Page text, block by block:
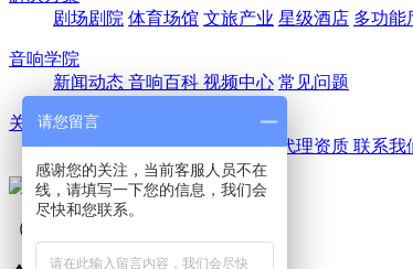
剧场剧院 体育场馆 文旅产业 星级酒店 多功能
音响学院
新闻动态 音响百科 视频中心 常见问题
关于我们
公司简介 优尚风采 代理品牌 代理资质 联系我
（扫一扫，关注我们）
请您留言
感谢您的关注，当前客服人员不在
线，请填写一下您的信息，我们会
尽快和您联系。